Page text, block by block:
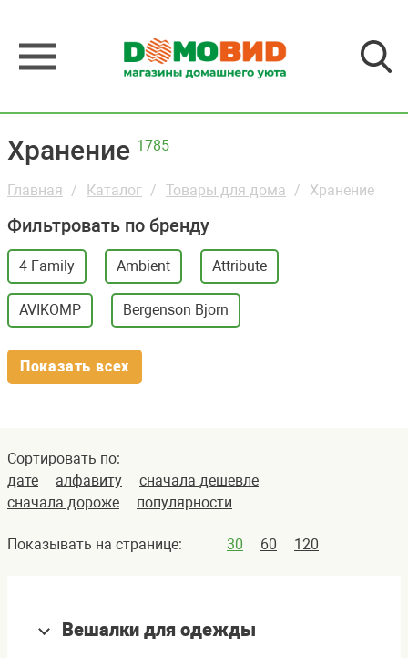
Хранение 1785
Главная Каталог Товары для дома Хранение
Фильтровать по бренду
4 Family Ambient Attribute
AVIKOMP Bergenson Bjorn
Показать всех
Сортировать по:
дате
алфавиту
сначала дешевле
сначала дороже
популярности
Показывать на странице: 30 60 120
Вешалки для одежды